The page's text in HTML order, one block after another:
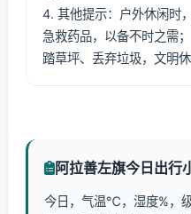
4. 其他提示：户外休闲时
急救药品，以备不时之需
踏草坪、丢弃垃圾，文明休
阿拉善左旗今日出行
今日，气温℃，湿度%，